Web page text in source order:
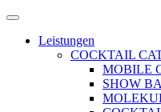
Zum
springen
Menü
öffnenLeistungen
COCKTAIL
MOBILE
SHOW